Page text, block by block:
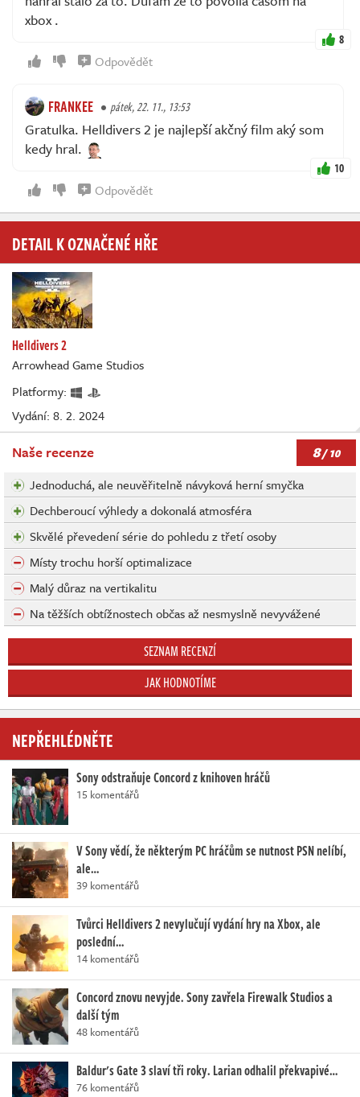
xbox .
8
Odpovědět
FRANKEE pátek, 22. 11., 13:53
Gratulka. Helldivers 2 je najlepší akčný film aký som
kedy hral.
10
Odpovědět
DETAIL K OZNAČENÉ HŘE
Helldivers 2
Arrowhead Game Studios
Platformy:
Vydání: 8. 2. 2024
Naše recenze 8/ 10
Jednoduchá, ale neuvěřitelně návyková herní smyčka
Dechberoucí výhledy a dokonalá atmosféra
Skvělé převedení série do pohledu z třetí osoby
Místy trochu horší optimalizace
Malý důraz na vertikalitu
Na těžších obtížnostech občas až nesmyslně nevyvážené
SEZNAM RECENZÍ
JAK HODNOTÍME
NEPŘEHLÉDNĚTE
Sony odstraňuje Concord z knihoven hráčů
15 komentářů
V Sony vědí, že některým PC hráčům se nutnost PSN nelíbí,
ale…
39 komentářů
Tvůrci Helldivers 2 nevylučují vydání hry na Xbox, ale
poslední…
14 komentářů
Concord znovu nevyjde. Sony zavřela Firewalk Studios a
další tým
48 komentářů
Baldur's Gate 3 slaví tři roky. Larian odhalil překvapivé…
76 komentářů